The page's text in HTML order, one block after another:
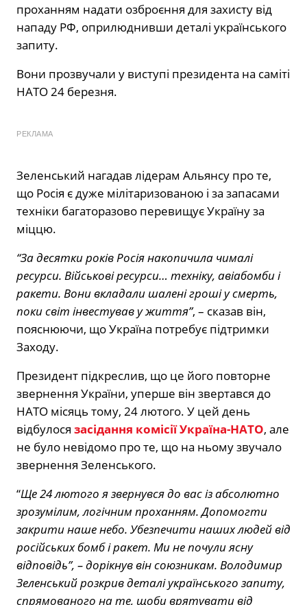
проханням надати озброєння для захисту від
нападу РФ, оприлюднивши деталі українського
запиту.
Вони прозвучали у виступі президента на саміті
НАТО 24 березня.
РЕКЛАМА
Зеленський нагадав лідерам Альянсу про те,
що Росія є дуже мілітаризованою і за запасами
техніки багаторазово перевищує Україну за
міццю.
“За десятки років Росія накопичила чималі
ресурси. Військові ресурси… техніку, авіабомби і
ракети. Вони вкладали шалені гроші у смерть,
поки світ інвестував у життя”, – сказав він,
пояснюючи, що Україна потребує підтримки
Заходу.
Президент підкреслив, що це його повторне
звернення України, уперше він звертався до
НАТО місяць тому, 24 лютого. У цей день
відбулося засідання комісії Україна-НАТО, але
не було невідомо про те, що на ньому звучало
звернення Зеленського.
“Ще 24 лютого я звернувся до вас із абсолютно
зрозумілим, логічним проханням. Допомогти
закрити наше небо. Убезпечити наших людей від
російських бомб і ракет. Ми не почули ясну
відповідь”, – дорікнув він союзникам. Володимир
Зеленський розкрив деталі українського запиту,
спрямованого на те, щоби врятувати від